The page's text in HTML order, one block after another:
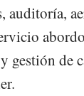
auditoría,
gestión de